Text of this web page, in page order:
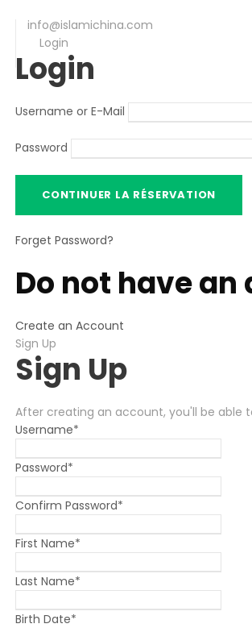
info@islamichina.com
Login
Login
Username or E-Mail
Password
Forget Password?
Do not have
Create an Account
Sign Up
Sign Up
After creating an account, you'll be able
Username*
Password*
Confirm Password*
First Name*
Last Name*
Birth Date*